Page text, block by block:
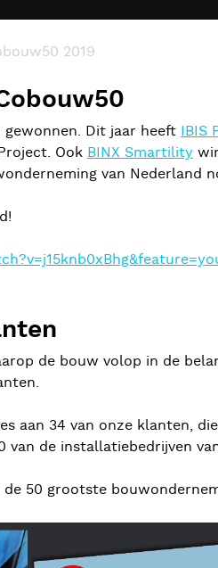
2019
Dit jaar heeft IBIS
Ook BINX Smartility
van Nederland
de bouw volop in de
aan 34 van onze klanten,
de installatiebedrijven
50 grootste